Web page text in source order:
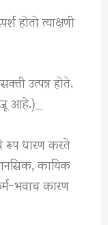
होतो त्याक्षणी
उत्पन्न होते.
आहे.)_
रूप धारण करते
कायिक
भवाच कारण